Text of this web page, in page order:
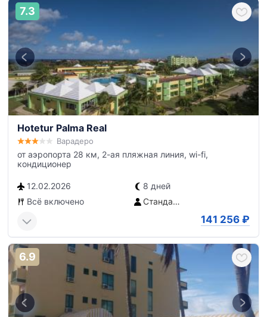
7.3
Hotetur Palma Real
Варадеро
от аэропорта 28 км, 2-ая пляжная линия, wi-fi,
кондиционер
12.02.2026
8 дней
Всё включено
Стандартный номер
141 256 ₽
6.9